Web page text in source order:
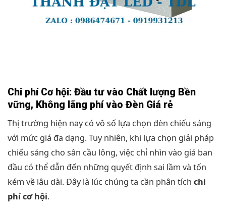
Chi phí Cơ hội: Đầu tư vào Chất lượng Bền
vững, Không lãng phí vào Đèn Giá rẻ
Thị trường hiện nay có vô số lựa chọn đèn chiếu sáng
với mức giá đa dạng. Tuy nhiên, khi lựa chọn giải pháp
chiếu sáng cho sân cầu lông, việc chỉ nhìn vào giá ban
đầu có thể dẫn đến những quyết định sai lầm và tốn
kém về lâu dài. Đây là lúc chúng ta cần phân tích chi
phí cơ hội.